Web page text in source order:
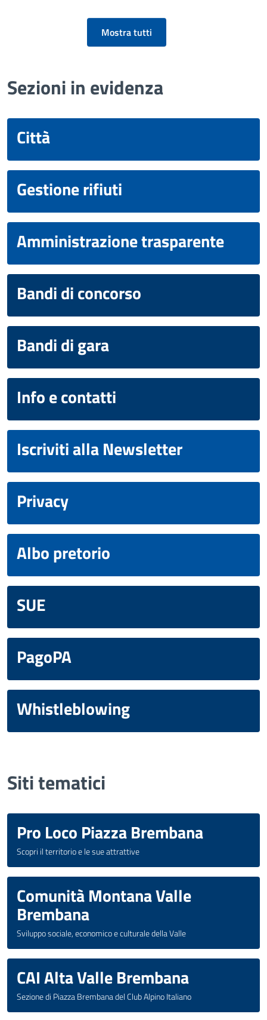
Mostra tutti
Sezioni in evidenza
Città
Gestione rifiuti
Amministrazione trasparente
Bandi di concorso
Bandi di gara
Info e contatti
Iscriviti alla Newsletter
Privacy
Albo pretorio
SUE
PagoPA
Whistleblowing
Siti tematici
Pro Loco Piazza Brembana
Scopri il territorio e le sue attrattive
Comunità Montana Valle
Brembana
Sviluppo sociale, economico e culturale della Valle
CAI Alta Valle Brembana
Sezione di Piazza Brembana del Club Alpino Italiano